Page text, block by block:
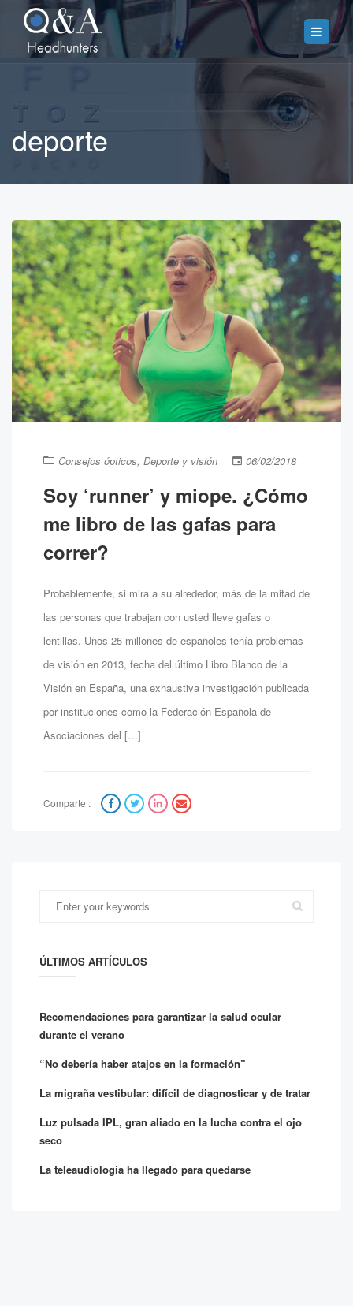
deporte
Consejos ópticos, Deporte y visión 06/02/2018
Soy ‘runner’ y miope. ¿Cómo
me libro de las gafas para
correr?
Probablemente, si mira a su alrededor, más de la mitad de
las personas que trabajan con usted lleve gafas o
lentillas. Unos 25 millones de españoles tenía problemas
de visión en 2013, fecha del último Libro Blanco de la
Visión en España, una exhaustiva investigación publicada
por instituciones como la Federación Española de
Asociaciones del […]
Comparte :
ÚLTIMOS ARTÍCULOS
Recomendaciones para garantizar la salud ocular
durante el verano
“No debería haber atajos en la formación”
La migraña vestibular: difícil de diagnosticar y de tratar
Luz pulsada IPL, gran aliado en la lucha contra el ojo
seco
La teleaudiología ha llegado para quedarse